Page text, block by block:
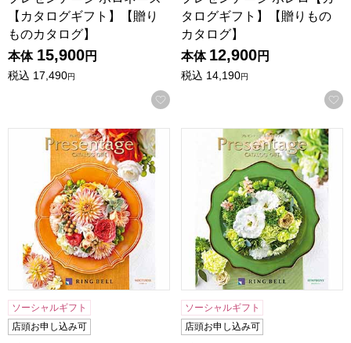
【カタログギフト】【贈り
ものカタログ】
本体 15,900円
税込 17,490円
お気に入りに登録する
タログギフト】【贈りもの
カタログ】
本体 12,900円
税込 14,190円
プレゼンテージ ノクターン【カタログギフト】【贈りもの
ソーシャルギフト
店頭お申し込み可
プレゼンテージ シンフォニ
ソーシャルギフト
店頭お申し込み可